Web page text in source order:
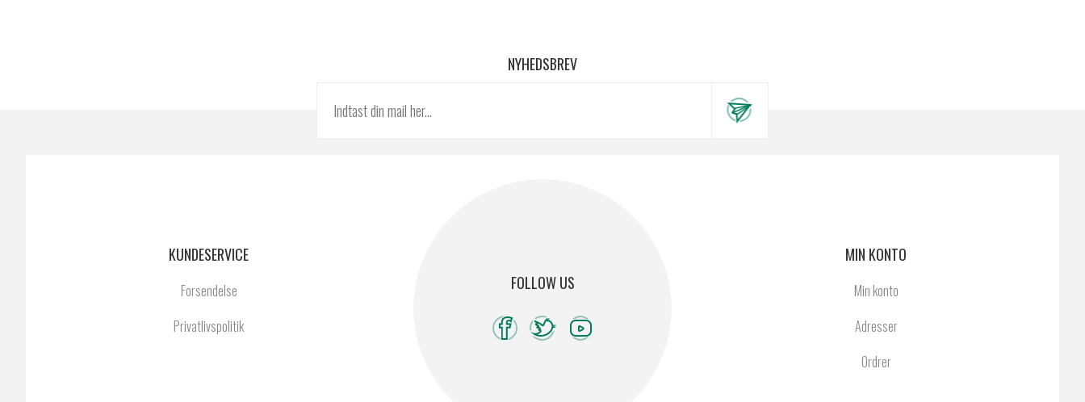
NYHEDSBREV
FOLLOW US
KUNDESERVICE
Forsendelse
Privatlivspolitik
MIN KONTO
Min konto
Adresser
Ordrer